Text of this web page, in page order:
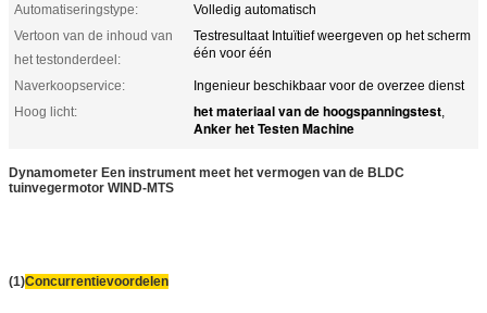
Automatiseringstype:
Volledig automatisch
Vertoon van de inhoud van
het testonderdeel:
Testresultaat Intuïtief weergeven op het scherm
één voor één
Naverkoopservice:
Ingenieur beschikbaar voor de overzee dienst
Hoog licht:
het materiaal van de hoogspanningstest,
Anker het Testen Machine
Dynamometer Een instrument meet het vermogen van de BLDC
tuinvegermotor WIND-MTS
(1)Concurrentievoordelen